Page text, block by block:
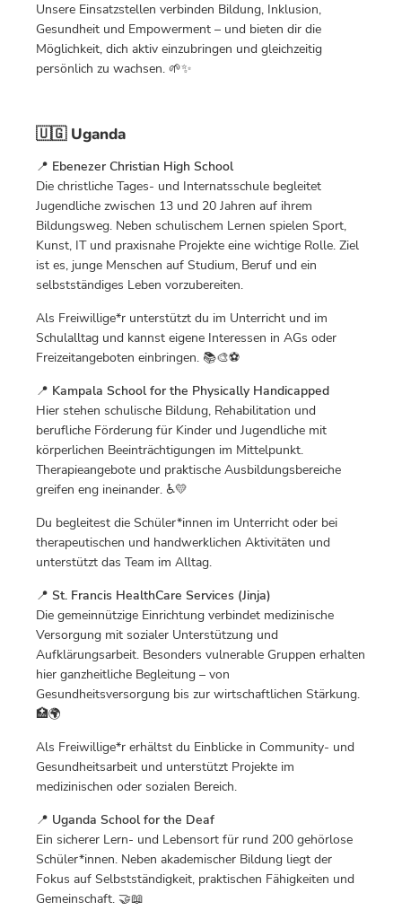
Unsere Einsatzstellen verbinden Bildung, Inklusion,
Gesundheit und Empowerment – und bieten dir die
Möglichkeit, dich aktiv einzubringen und gleichzeitig
persönlich zu wachsen. 🌱✨
🇺🇬 Uganda
📍 Ebenezer Christian High School
Die christliche Tages- und Internatsschule begleitet
Jugendliche zwischen 13 und 20 Jahren auf ihrem
Bildungsweg. Neben schulischem Lernen spielen Sport,
Kunst, IT und praxisnahe Projekte eine wichtige Rolle. Ziel
ist es, junge Menschen auf Studium, Beruf und ein
selbstständiges Leben vorzubereiten.
Als Freiwillige*r unterstützt du im Unterricht und im
Schulalltag und kannst eigene Interessen in AGs oder
Freizeitangeboten einbringen. 📚🎨⚽
📍 Kampala School for the Physically Handicapped
Hier stehen schulische Bildung, Rehabilitation und
berufliche Förderung für Kinder und Jugendliche mit
körperlichen Beeinträchtigungen im Mittelpunkt.
Therapieangebote und praktische Ausbildungsbereiche
greifen eng ineinander. ♿💛
Du begleitest die Schüler*innen im Unterricht oder bei
therapeutischen und handwerklichen Aktivitäten und
unterstützt das Team im Alltag.
📍 St. Francis HealthCare Services (Jinja)
Die gemeinnützige Einrichtung verbindet medizinische
Versorgung mit sozialer Unterstützung und
Aufklärungsarbeit. Besonders vulnerable Gruppen erhalten
hier ganzheitliche Begleitung – von
Gesundheitsversorgung bis zur wirtschaftlichen Stärkung.
🏥🌍
Als Freiwillige*r erhältst du Einblicke in Community- und
Gesundheitsarbeit und unterstützt Projekte im
medizinischen oder sozialen Bereich.
📍 Uganda School for the Deaf
Ein sicherer Lern- und Lebensort für rund 200 gehörlose
Schüler*innen. Neben akademischer Bildung liegt der
Fokus auf Selbstständigkeit, praktischen Fähigkeiten und
Gemeinschaft. 🤝📖